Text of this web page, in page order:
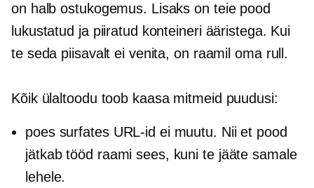
on halb ostukogemus. Lisaks on teie pood
lukustatud ja piiratud konteineri ääristega. Kui
te seda piisavalt ei venita, on raamil oma rull.
Kõik ülaltoodu toob kaasa mitmeid puudusi:
poes surfates URL-id ei muutu. Nii et pood
jätkab tööd raami sees, kuni te jääte samale
lehele.